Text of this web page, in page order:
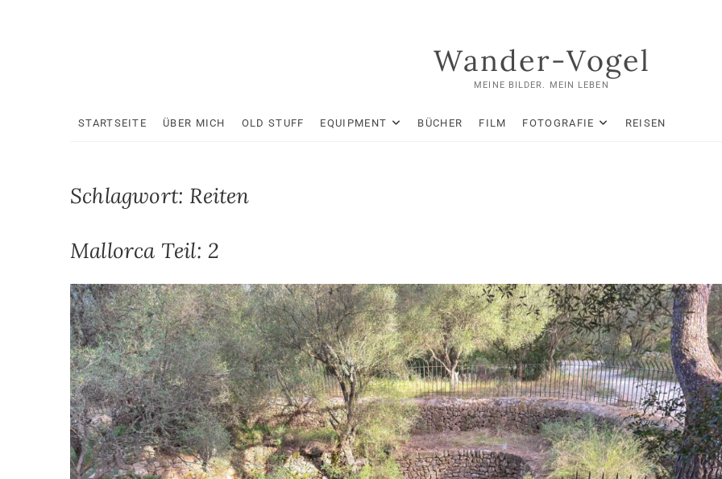
Wander-Vogel
MEINE BILDER. MEIN LEBEN
STARTSEITE ÜBER MICH OLD STUFF EQUIPMENT BÜCHER FILM FOTOGRAFIE REISEN
Schlagwort: Reiten
Mallorca Teil: 2